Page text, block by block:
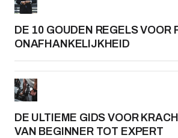
DE 10 GOUDEN REGELS VOOR
ONAFHANKELIJKHEID
DE ULTIEME GIDS VOOR
VAN BEGINNER TOT EXPERT